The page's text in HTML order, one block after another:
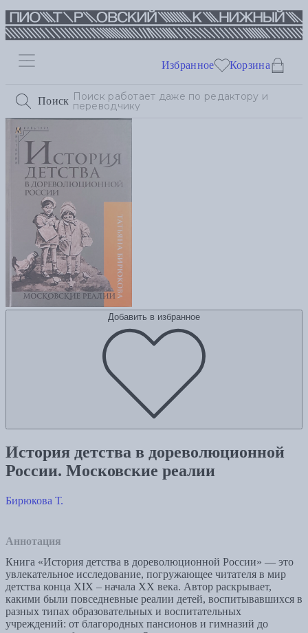
Поиск
Избранное Корзина
Добавить в избранное
История детства в дореволюционной
России. Московские реалии
Бирюкова Т.
Аннотация
Книга «История детства в дореволюционной России» — это
увлекательное исследование, погружающее читателя в мир
детства конца XIX – начала XX века. Автор раскрывает,
какими были повседневные реалии детей, воспитывавшихся в
разных типах образовательных и воспитательных
учреждений: от благородных пансионов и гимназий до